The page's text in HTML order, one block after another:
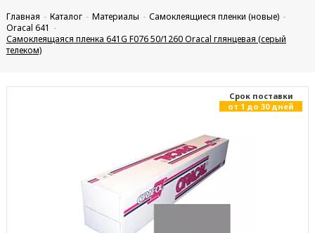
Главная Каталог Материалы
Самоклеящиеся пленки (новые)
Oracal 641
Самоклеящаяся пленка 641G F076 50/1260 Oracal глянцевая (серый
телеком)
Cрок поставки
от 1 до 30 дней